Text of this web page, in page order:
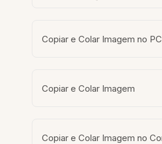
Copiar e Colar Imagem no PC
Copiar e Colar Imagem
Copiar e Colar Imagem no